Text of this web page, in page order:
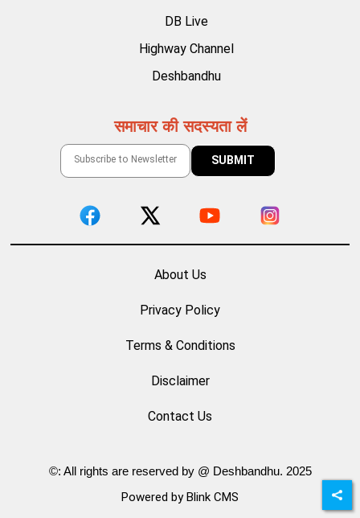
DB Live
Highway Channel
Deshbandhu
समाचार की सदस्यता लें
About Us
Privacy Policy
Terms & Conditions
Disclaimer
Contact Us
©: All rights are reserved by @ Deshbandhu. 2025
Powered by Blink CMS